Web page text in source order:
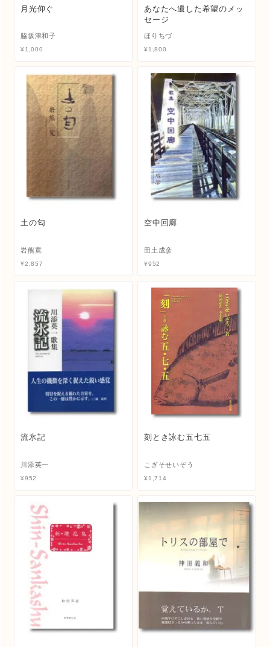
月光仰ぐ
脇坂津和子
¥1,000
あなたへ遺した希望のメッ
セージ
ほりちづ
¥1,800
土の匂
岩熊寛
¥2,857
空中回廊
田土成彦
¥952
流氷記
川添英一
¥952
刻とき詠む五七五
こぎそせいぞう
¥1,714